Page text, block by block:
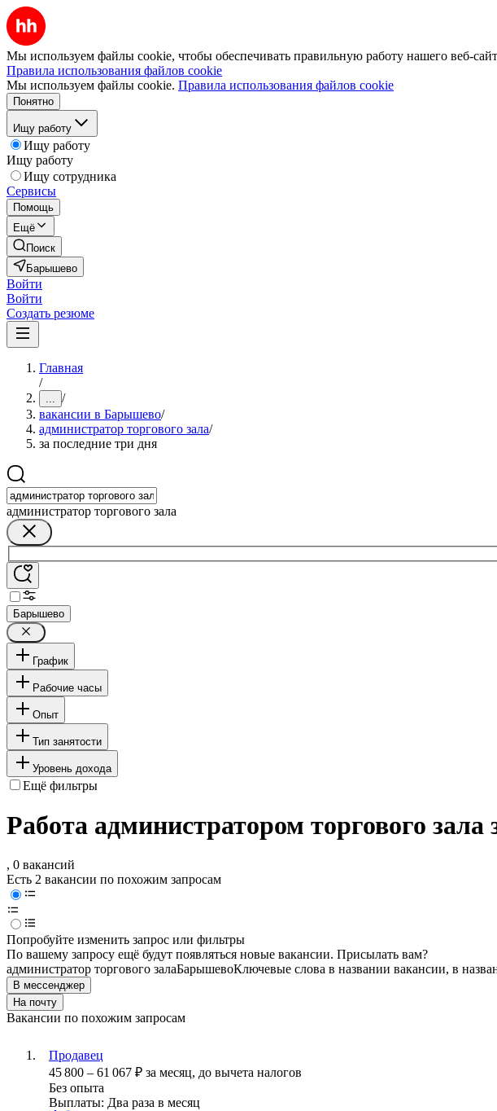
Мы используем файлы cookie, чтобы обеспечивать правильную работу нашего веб-
Правила использования файлов cookie
Мы используем файлы cookie. Правила использования файлов cookie
Понятно
Ищу работу
Ищу работу
Ищу работу
Ищу сотрудника
Сервисы
Помощь
Ещё
Поиск
Барышево
Войти
Войти
Создать резюме
Главная
/
... /
вакансии в Барышево/
администратор торгового зала/
за последние три дня
администратор торгового зала
Барышево
График
Рабочие часы
Опыт
Тип занятости
Уровень дохода
Ещё фильтры
Работа администратором торгового
, 0 вакансий
Есть 2 вакансии по похожим запросам
Попробуйте изменить запрос или фильтры
По вашему запросу ещё будут появляться новые вакансии. Присылать вам?
администратор торгового залаБарышевоКлючевые слова в названии вакансии, в
В мессенджер
На почту
Вакансии по похожим запросам
Продавец
45 800 – 61 067 ₽ за месяц, до вычета налогов
Без опыта
Выплаты: Два раза в месяц